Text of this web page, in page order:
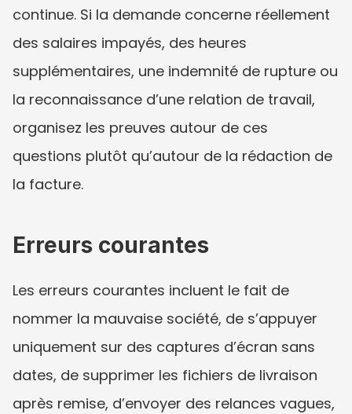
continue. Si la demande concerne réellement
des salaires impayés, des heures
supplémentaires, une indemnité de rupture ou
la reconnaissance d’une relation de travail,
organisez les preuves autour de ces
questions plutôt qu’autour de la rédaction de
la facture.
Erreurs courantes
Les erreurs courantes incluent le fait de
nommer la mauvaise société, de s’appuyer
uniquement sur des captures d’écran sans
dates, de supprimer les fichiers de livraison
après remise, d’envoyer des relances vagues,